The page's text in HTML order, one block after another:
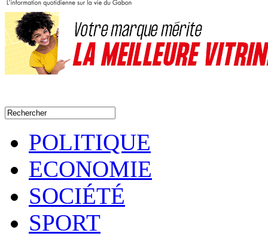
POLITIQUE
ECONOMIE
SOCIÉTÉ
SPORT